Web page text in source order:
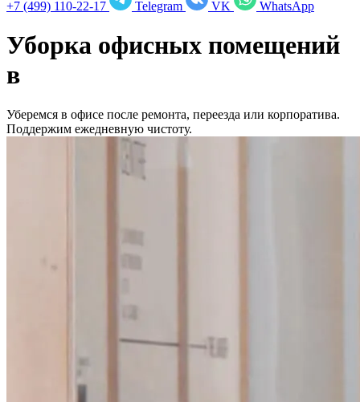
+7 (499) 110-22-17 Telegram VK WhatsApp
Уборка офисных помещений
в
Уберемся в офисе после ремонта, переезда или корпоратива.
Поддержим ежедневную чистоту.